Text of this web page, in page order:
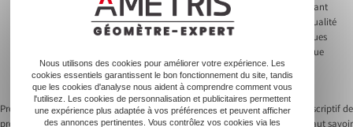
officiels. Il protège ainsi contre toute contestation ultérieure. En conduisant
l’ensemble du processus, le géomètre-expert assure la cohérence et la qualité
du bornage. La supervision experte de toutes les étapes diminue les risques
d’erreurs et de litiges futurs. La vérification post-installation par un unique
professionnel fortifie les résultats obtenus. Elle garantit l’adhésion des
riverains concernés.
Previous:Comprendre la déclaration
Next:Cout modification état descriptif de
Nous utilisons des cookies pour améliorer votre expérience. Les
cookies essentiels garantissent le bon fonctionnement du site, tandis
que les cookies d'analyse nous aident à comprendre comment vous
l'utilisez. Les cookies de personnalisation et publicitaires permettent
une expérience plus adaptée à vos préférences et peuvent afficher
des annonces pertinentes. Vous contrôlez vos cookies via les